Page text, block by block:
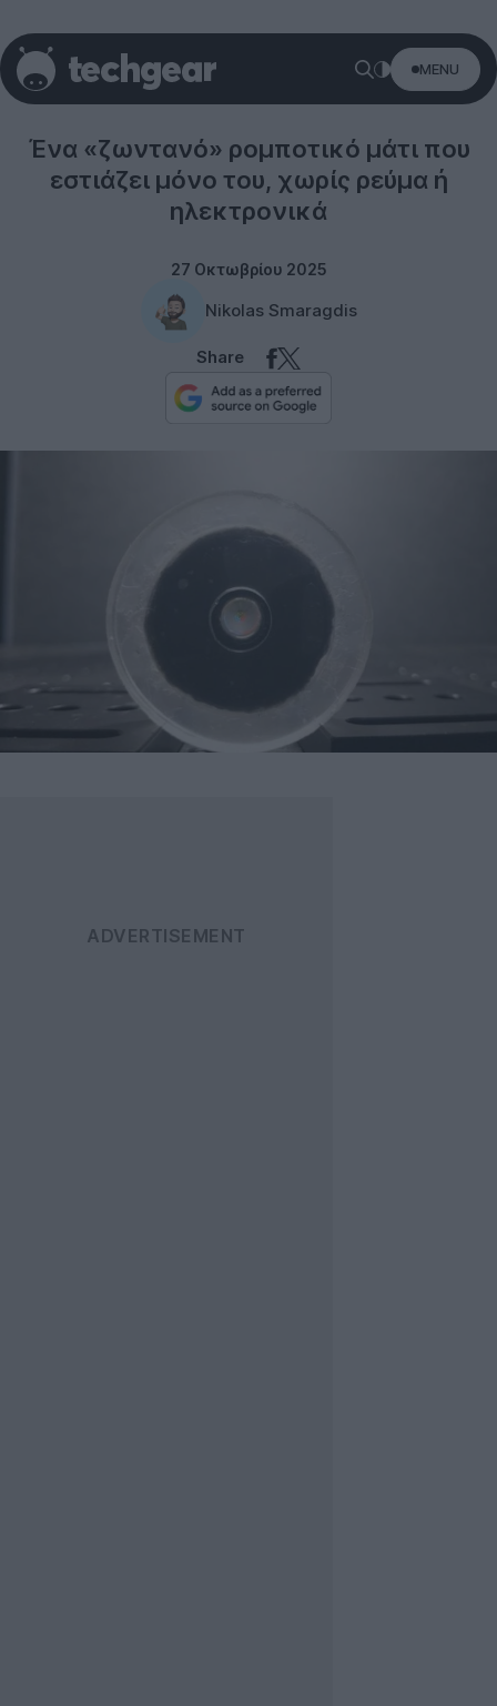
MENU
Technology
Ένα «ζωντανό» ρομποτικό μάτι που
εστιάζει μόνο του, χωρίς ρεύμα ή
ηλεκτρονικά
27 Οκτωβρίου 2025
Nikolas Smaragdis
Share